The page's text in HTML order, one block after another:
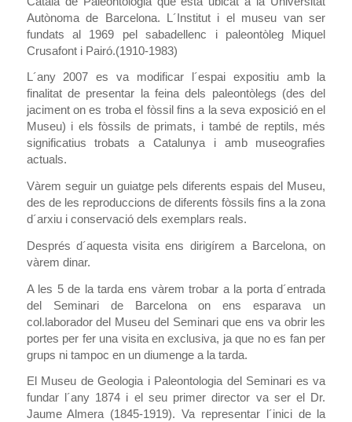
Autònoma de Barcelona. L´Institut i el museu van ser
fundats al 1969 pel sabadellenc i paleontòleg Miquel
Crusafont i Pairó.(1910-1983)
L´any 2007 es va modificar l´espai expositiu amb la
finalitat de presentar la feina dels paleontòlegs (des del
jaciment on es troba el fòssil fins a la seva exposició en el
Museu) i els fòssils de primats, i també de reptils, més
significatius trobats a Catalunya i amb museografies
actuals.
Vàrem seguir un guiatge pels diferents espais del Museu,
des de les reproduccions de diferents fòssils fins a la zona
d´arxiu i conservació dels exemplars reals.
Després d´aquesta visita ens dirigírem a Barcelona, on
vàrem dinar.
A les 5 de la tarda ens vàrem trobar a la porta d´entrada
del Seminari de Barcelona on ens esparava un
col.laborador del Museu del Seminari que ens va obrir les
portes per fer una visita en exclusiva, ja que no es fan per
grups ni tampoc en un diumenge a la tarda.
El Museu de Geologia i Paleontologia del Seminari es va
fundar l´any 1874 i el seu primer director va ser el Dr.
Jaume Almera (1845-1919). Va representar l´inici de la